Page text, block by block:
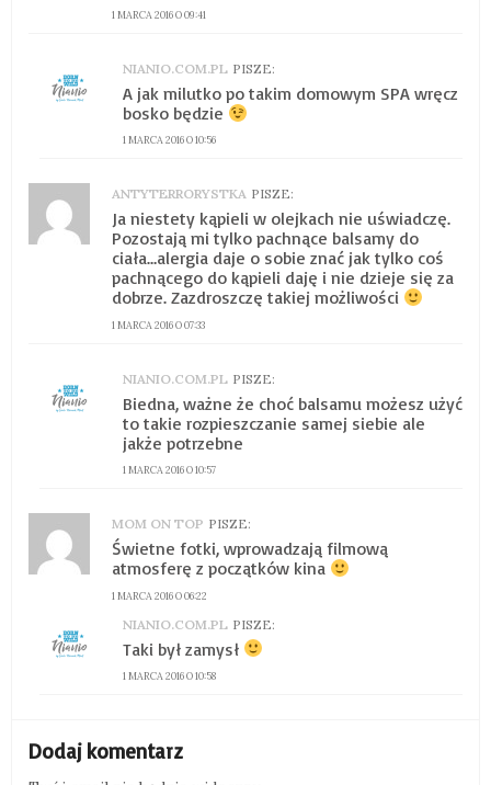
1 MARCA 2016 O 09:41
NIANIO.COM.PL PISZE:
1 MARCA 2016 O 10:56
A jak milutko po takim domowym SPA wręcz
bosko będzie
ANTYTERRORYSTKA PISZE:
1 MARCA 2016 O 07:33
Ja niestety kąpieli w olejkach nie uświadczę.
Pozostają mi tylko pachnące balsamy do
ciała…alergia daje o sobie znać jak tylko coś
pachnącego do kąpieli daję i nie dzieje się za
dobrze. Zazdroszczę takiej możliwości
NIANIO.COM.PL PISZE:
1 MARCA 2016 O 10:57
Biedna, ważne że choć balsamu możesz użyć
to takie rozpieszczanie samej siebie ale
jakże potrzebne
MOM ON TOP PISZE:
1 MARCA 2016 O 06:22
Świetne fotki, wprowadzają filmową
atmosferę z początków kina
NIANIO.COM.PL PISZE:
1 MARCA 2016 O 10:58
Taki był zamysł
Dodaj komentarz